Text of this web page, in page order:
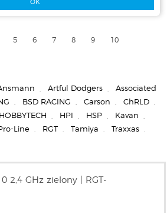
5 6 7 8 9 10
Artful Dodgers
Associated
BSD RACING Carson ChRLD
HOBBYTECH HPI HSP Kavan
Line RGT Tamiya Traxxas
2,4 GHz zielony | RGT-